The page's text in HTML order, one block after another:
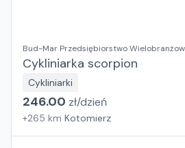
Bud-Mar Przedsiębiorstwo
Cykliniarka scorpion
Cykliniarki
246.00 zł/dzień
+265 km Kotomierz